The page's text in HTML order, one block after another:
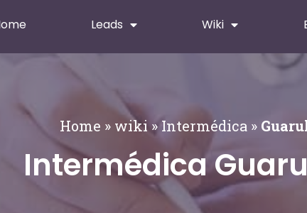
Leads Wiki
Home » wiki»Intermédica»
Intermédica